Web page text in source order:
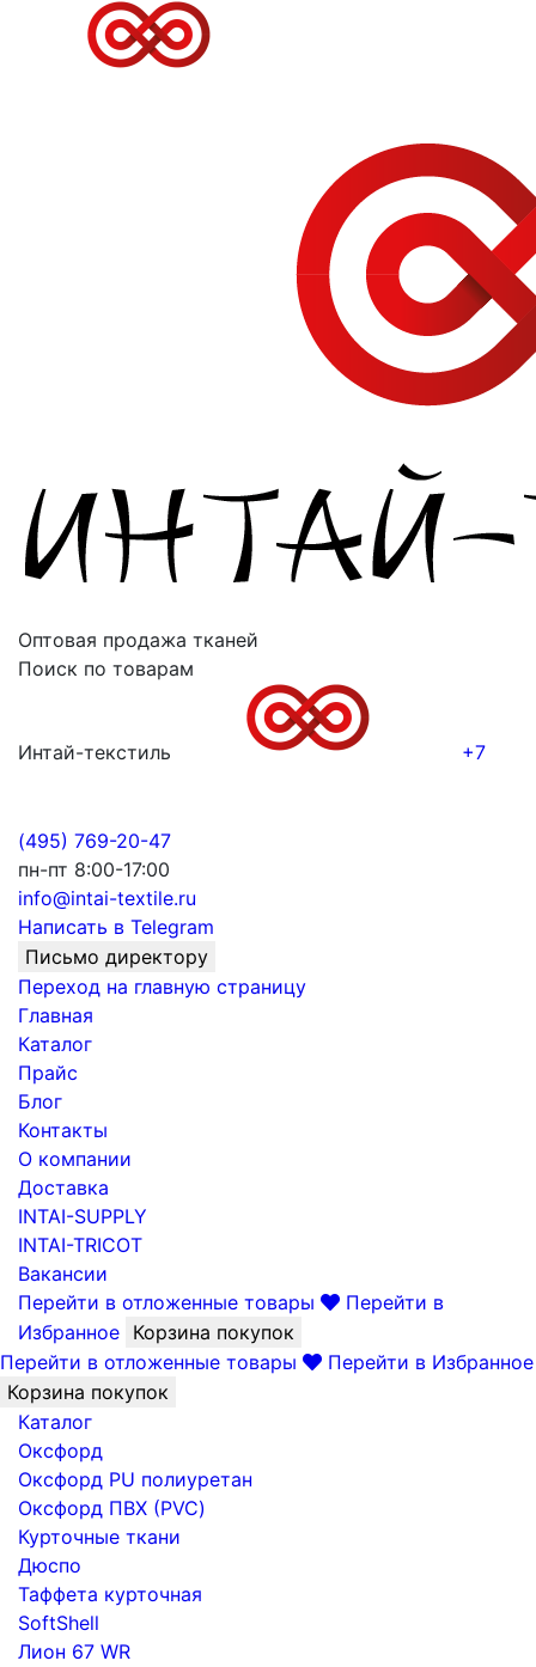
Оптовая продажа тканей
Поиск по товарам
Интай-текстиль +7
(495) 769-20-47
пн-пт 8:00-17:00
info@intai-textile.ru
Написать в Telegram
Письмо директору
Переход на главную страницу
Главная
Каталог
Прайс
Блог
Контакты
О компании
Доставка
INTAI-SUPPLY
INTAI-TRICOT
Вакансии
Перейти в отложенные товары
Перейти в
Избранное Корзина покупок
Перейти в отложенные товары
Перейти в Избранное
Корзина покупок
Каталог
Оксфорд
Оксфорд PU полиуретан
Оксфорд ПВХ (PVC)
Курточные ткани
Дюспо
Таффета курточная
SoftShell
Лион 67 WR